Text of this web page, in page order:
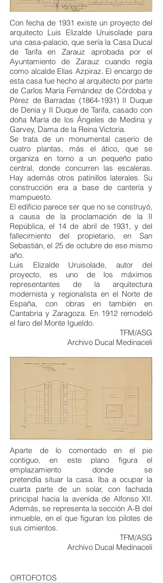
Con fecha de 1931 existe un proyecto del
arquitecto Luis Elizalde Uruisolade para
una casa-palacio, que sería la Casa Ducal
de Tarifa en Zarauz aprobada por el
Ayuntamiento de Zarauz cuando regía
como alcalde Elías Azpiraz. El encargo de
esta casa fue hecho al arquitecto por parte
de Carlos María Fernández de Córdoba y
Pérez de Barradas (1864-1931)II Duque
de Denia y II Duque de Tarifa, casado con
doña María de los Ángeles de Medina y
Garvey, Dama de la Reina Victoria.
Se trata de un monumental caserío de
cuatro plantas, más el ático, que se
organiza en torno a un pequeño patio
central, donde concurren las escaleras.
Hay además otros patinillos laterales. Su
construcción era a base de cantería y
mampuesto.
El edificio parece ser que no se construyó,
a causa de la proclamación de la II
República, el 14 de abril de 1931, y del
fallecimiento del propietario, en San
Sebastián, el 25 de octubre de ese mismo
año.
Luis Elizalde Uruisolade, autor del
proyecto, es uno de los máximos
representantes de la arquitectura
modernista y regionalista en el Norte de
España, con obras en también en
Cantabria y Zaragoza. En 1912 remodeló
el faro del Monte Igueldo.
TFM/ASG
Archivo Ducal Medinaceli
Aparte de lo comentado en el pie
contiguo, en este plano figura el
emplazamiento donde se
pretendía situar la casa. Iba a ocupar la
cuarta parte de un solar, con fachada
principal hacia la avenida de Alfonso XII.
Además, se representa la sección A-B del
inmueble, en el que figuran los pilotes de
sus cimientos.
TFM/ASG
Archivo Ducal Medinaceli
ORTOFOTOS